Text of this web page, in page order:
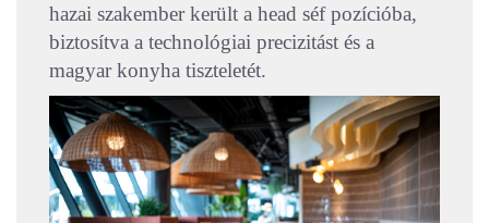
hazai szakember került a head séf pozícióba,
biztosítva a technológiai precizitást és a
magyar konyha tiszteletét.